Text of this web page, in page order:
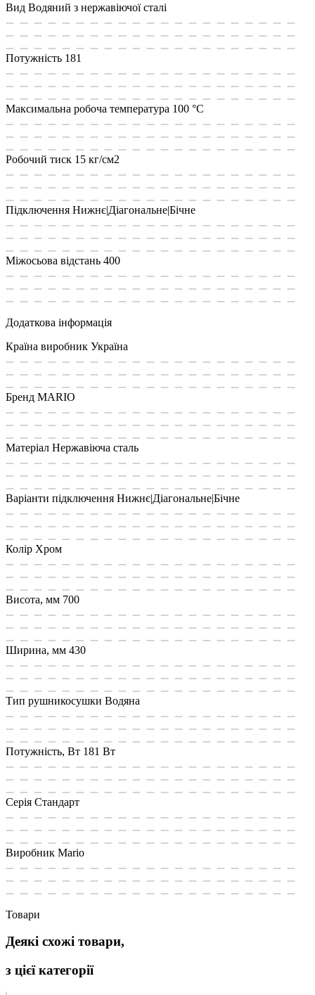
Вид Водяний з нержавіючої сталі
Потужність 181
Максимальна робоча температура 100 °С
Робочий тиск 15 кг/см2
Підключення Нижнє|Діагональне|Бічне
Міжосьова відстань 400
Додаткова інформація
Країна виробник Україна
Бренд MARIO
Матеріал Нержавіюча сталь
Варіанти підключення Нижнє|Діагональне|Бічне
Колір Хром
Висота, мм 700
Ширина, мм 430
Тип рушникосушки Водяна
Потужність, Вт 181 Вт
Cерія Стандарт
Виробник Mario
Товари
Деякі схожі товари,
з цієї категорії